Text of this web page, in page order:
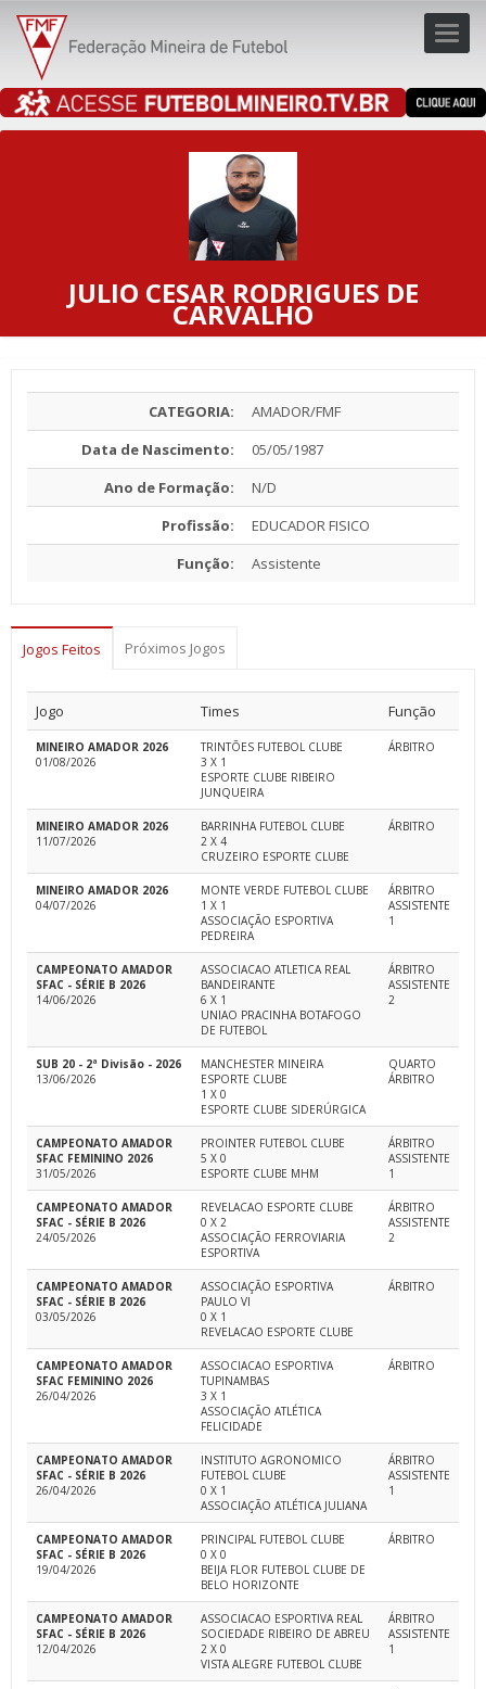
JULIO CESAR RODRIGUES DE
CARVALHO
CATEGORIA:
AMADOR/FMF
Data de Nascimento:
05/05/1987
Ano de Formação:
N/D
Profissão:
EDUCADOR FISICO
Função:
Assistente
Jogos Feitos Próximos Jogos
Jogo Times Função
MINEIRO AMADOR 2026
01/08/2026
TRINTÕES FUTEBOL CLUBE
3 X 1
ESPORTE CLUBE RIBEIRO
JUNQUEIRA
ÁRBITRO
MINEIRO AMADOR 2026
11/07/2026
BARRINHA FUTEBOL CLUBE
2 X 4
CRUZEIRO ESPORTE CLUBE
ÁRBITRO
MINEIRO AMADOR 2026
04/07/2026
MONTE VERDE FUTEBOL CLUBE
1 X 1
ASSOCIAÇÃO ESPORTIVA
PEDREIRA
ÁRBITRO
ASSISTENTE
1
CAMPEONATO AMADOR
SFAC - SÉRIE B 2026
14/06/2026
ASSOCIACAO ATLETICA REAL
BANDEIRANTE
6 X 1
UNIAO PRACINHA BOTAFOGO
DE FUTEBOL
ÁRBITRO
ASSISTENTE
2
SUB 20 - 2ª Divisão - 2026
13/06/2026
MANCHESTER MINEIRA
ESPORTE CLUBE
1 X 0
ESPORTE CLUBE SIDERÚRGICA
QUARTO
ÁRBITRO
CAMPEONATO AMADOR
SFAC FEMININO 2026
31/05/2026
PROINTER FUTEBOL CLUBE
5 X 0
ESPORTE CLUBE MHM
ÁRBITRO
ASSISTENTE
1
CAMPEONATO AMADOR
SFAC - SÉRIE B 2026
24/05/2026
REVELACAO ESPORTE CLUBE
0 X 2
ASSOCIAÇÃO FERROVIARIA
ESPORTIVA
ÁRBITRO
ASSISTENTE
2
CAMPEONATO AMADOR
SFAC - SÉRIE B 2026
03/05/2026
ASSOCIAÇÃO ESPORTIVA
PAULO VI
0 X 1
REVELACAO ESPORTE CLUBE
ÁRBITRO
CAMPEONATO AMADOR
SFAC FEMININO 2026
26/04/2026
ASSOCIACAO ESPORTIVA
TUPINAMBAS
3 X 1
ASSOCIAÇÃO ATLÉTICA
FELICIDADE
ÁRBITRO
CAMPEONATO AMADOR
SFAC - SÉRIE B 2026
26/04/2026
INSTITUTO AGRONOMICO
FUTEBOL CLUBE
0 X 1
ASSOCIAÇÃO ATLÉTICA JULIANA
ÁRBITRO
ASSISTENTE
1
CAMPEONATO AMADOR
SFAC - SÉRIE B 2026
19/04/2026
PRINCIPAL FUTEBOL CLUBE
0 X 0
BEIJA FLOR FUTEBOL CLUBE DE
BELO HORIZONTE
ÁRBITRO
CAMPEONATO AMADOR
SFAC - SÉRIE B 2026
12/04/2026
ASSOCIACAO ESPORTIVA REAL
SOCIEDADE RIBEIRO DE ABREU
2 X 0
VISTA ALEGRE FUTEBOL CLUBE
ÁRBITRO
ASSISTENTE
1